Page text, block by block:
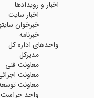
اخبار و رویدادها
اخبار سایت
خبرخوان
خبرنامه
واحدهای اداره کل
مدیرکل
معاونت فنی
معاونت
معاونت
واحد حراست